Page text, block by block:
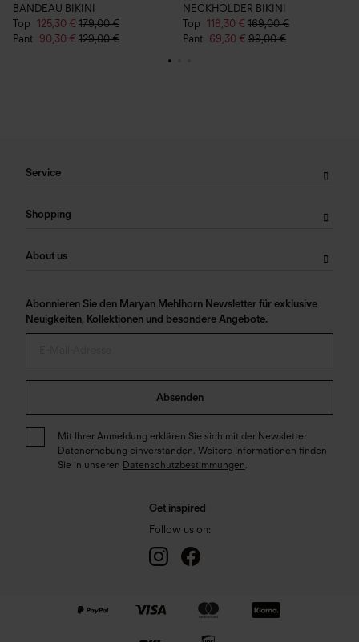
BANDEAU BIKINI
Top 125,30 € 179,00 €
Pant 90,30 € 129,00 €
NECKHOLDER BIKINI
Top 118,30 € 169,00 €
Pant 69,30 € 99,00 €
Service
Shopping
About us
Abonnieren Sie den Maryan Mehlhorn Newsletter für exklusive
Neuigkeiten, Kollektionen und besondere Angebote.
Absenden
Mit Ihrer Anmeldung erklären Sie sich mit der Newsletter
Datenerhebung einverstanden. Weitere Informationen finden
Sie in unseren Datenschutzbestimmungen.
Get inspired
Follow us on: